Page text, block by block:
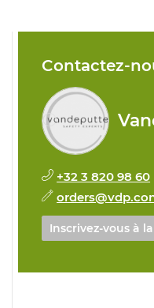
Contactez-
+32 3 820 98 60
Inscrivez-vous à